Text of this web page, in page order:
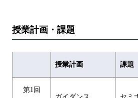
授業計画・課題
授業計画 課題
第1回